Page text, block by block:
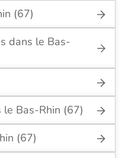
(67)
dans le Bas-
le Bas-Rhin (67)
(67)